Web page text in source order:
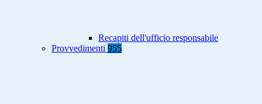
Recapiti dell'ufficio responsabile
Provvedimenti 955